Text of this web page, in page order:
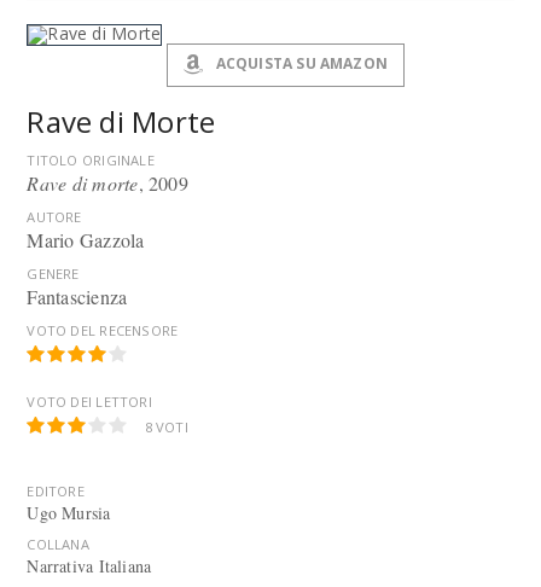
ACQUISTA SU AMAZON
Rave di Morte
TITOLO ORIGINALE
Rave di morte, 2009
AUTORE
Mario Gazzola
GENERE
Fantascienza
VOTO DEL RECENSORE
VOTO DEI LETTORI
8VOTI
EDITORE
Ugo Mursia
COLLANA
Narrativa Italiana